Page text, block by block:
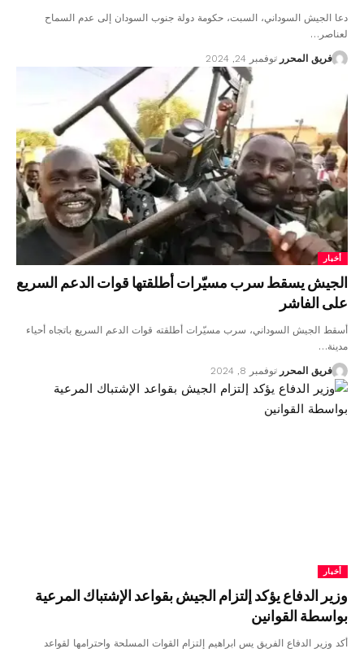
دعا الجيش السوداني، السبت، حكومة دولة جنوب السودان إلى عدم السماح
لعناصر…
فريق المحرر نوفمبر 24, 2024
أخبار
الجيش يسقط سرب مسيّرات أطلقتها قوات الدعم السريع
على الفاشر
أسقط الجيش السوداني، سرب مسيّرات أطلقته قوات الدعم السريع باتجاه أحياء
مدينة…
فريق المحرر نوفمبر 8, 2024
أخبار
وزير الدفاع يؤكد إلتزام الجيش بقواعد الإشتباك المرعية
بواسطة القوانين
أكد وزير الدفاع الفريق يس ابراهيم إلتزام القوات المسلحة واحترامها لقواعد